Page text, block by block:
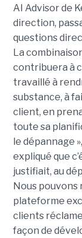
AI Advisor de
direction,
questions
La
contribuera à
travaillé à
substance, à
client, en
toute sa
le dépannage
expliqué que
justifiait, au
Nous
plateforme
clients
façon de